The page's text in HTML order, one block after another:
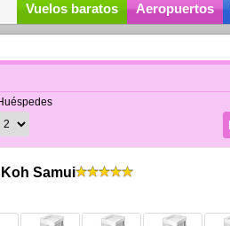
Vuelos baratos Aeropuertos
Samui